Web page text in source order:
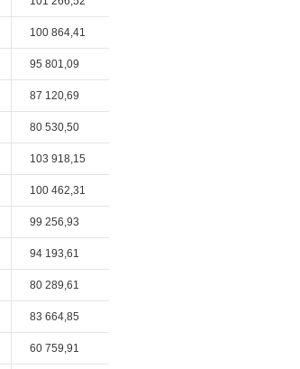
100 864,41
95 801,09
87 120,69
80 530,50
103 918,15
100 462,31
99 256,93
94 193,61
80 289,61
83 664,85
60 759,91